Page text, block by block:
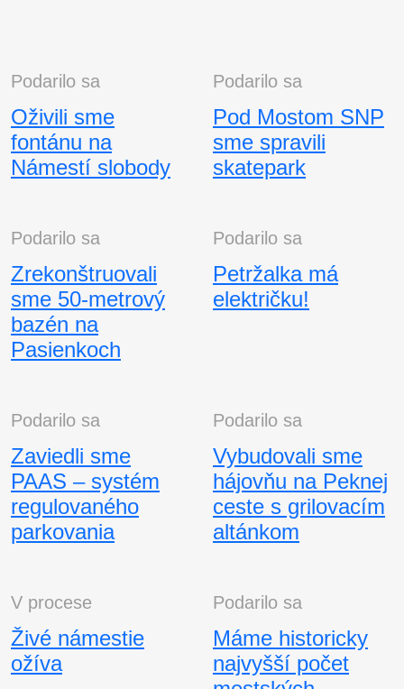
Podarilo sa
Oživili sme
fontánu na
Námestí slobody
Podarilo sa
Pod Mostom SNP
sme spravili
skatepark
Podarilo sa
Zrekonštruovali
sme 50-metrový
bazén na
Pasienkoch
Podarilo sa
Petržalka má
električku!
Podarilo sa
Zaviedli sme
PAAS – systém
regulovaného
parkovania
Podarilo sa
Vybudovali sme
hájovňu na Peknej
ceste s grilovacím
altánkom
V procese
Živé námestie
ožíva
Podarilo sa
Máme historicky
najvyšší počet